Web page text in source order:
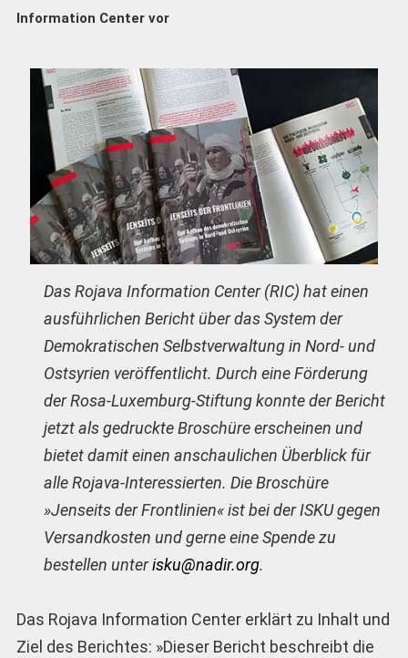
Information Center vor
Das Rojava Information Center (RIC) hat einen
ausführlichen Bericht über das System der
Demokratischen Selbstverwaltung in Nord- und
Ostsyrien veröffentlicht. Durch eine Förderung
der Rosa-Luxemburg-Stiftung konnte der Bericht
jetzt als gedruckte Broschüre erscheinen und
bietet damit einen anschaulichen Überblick für
alle Rojava-Interessierten. Die Broschüre
»Jenseits der Frontlinien« ist bei der ISKU gegen
Versandkosten und gerne eine Spende zu
bestellen unterisku@nadir.org.
Das Rojava Information Center erklärt zu Inhalt und
Ziel des Berichtes: »Dieser Bericht beschreibt die